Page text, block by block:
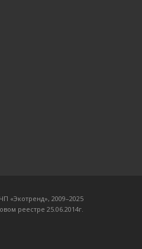
«Экотренд», 2009–2025
реестре 25.06.2014г.